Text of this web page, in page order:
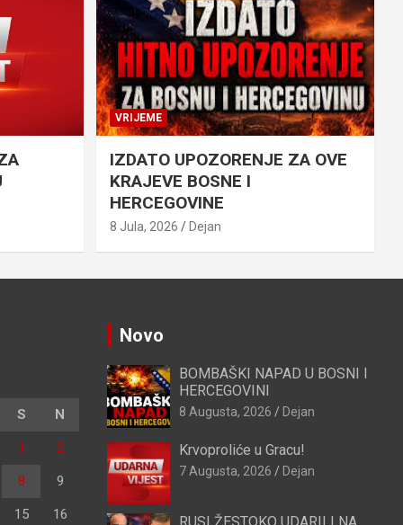
VRIJEME
IZDATO UPOZORENJE ZA OVE
KRAJEVE BOSNE I
HERCEGOVINE
8 Jula, 2026 Dejan
S N
1 2
8 9
15 16
Novo
BOMBAŠKI NAPAD U BOSNI I
HERCEGOVINI
8 Augusta, 2026 Dejan
Krvoproliće u Gracu!
7 Augusta, 2026 Dejan